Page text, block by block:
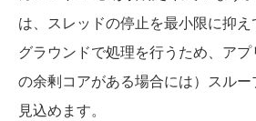
は、スレッドの停止を最小限に抑
グラウンドで処理を行うため、ア
の余剰コアがある場合には）スル
見込めます。